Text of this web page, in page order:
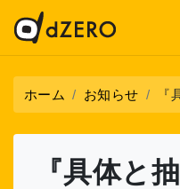
ホーム お知らせ 『
『具体と